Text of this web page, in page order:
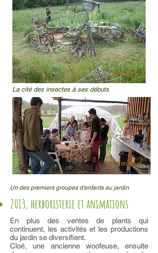
La cité des insectes à ses débuts
Un des premiers groupes d'enfants au jardin
2013, herboristerie et animations
En plus des ventes de plants qui
continuent, les activités et les productions
du jardin se diversifient.
Cloé, une ancienne woofeuse, ensuite